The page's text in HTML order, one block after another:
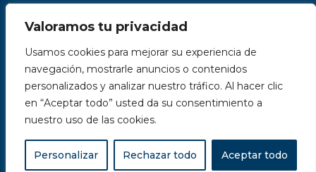
Valoramos tu privacidad
Usamos cookies para mejorar su experiencia de
navegación, mostrarle anuncios o contenidos
personalizados y analizar nuestro tráfico. Al hacer clic
en “Aceptar todo” usted da su consentimiento a
nuestro uso de las cookies.
Personalizar Rechazar todo Aceptar todo
Preguntas frecuentes
Nosotros
Contacto
Páginas legales
Kit Digital